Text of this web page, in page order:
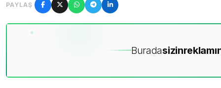
PAYLAŞ
Buradasizin